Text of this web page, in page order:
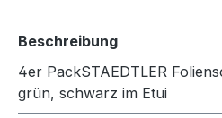
Beschreibung
4er PackSTAEDTLER
grün, schwarz im Etui